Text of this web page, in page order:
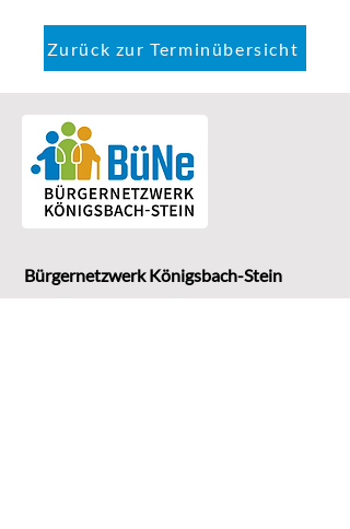
Zurück zur Terminübersicht
Bürgernetzwerk Königsbach-Stein